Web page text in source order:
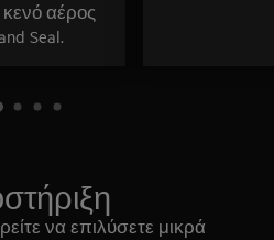
κενό αέρος
Seal.
να επιλύσετε μικρά